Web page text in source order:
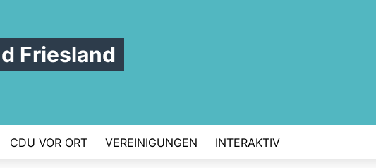
Friesland
CDU VOR ORT VEREINIGUNGEN INTERAKTIV